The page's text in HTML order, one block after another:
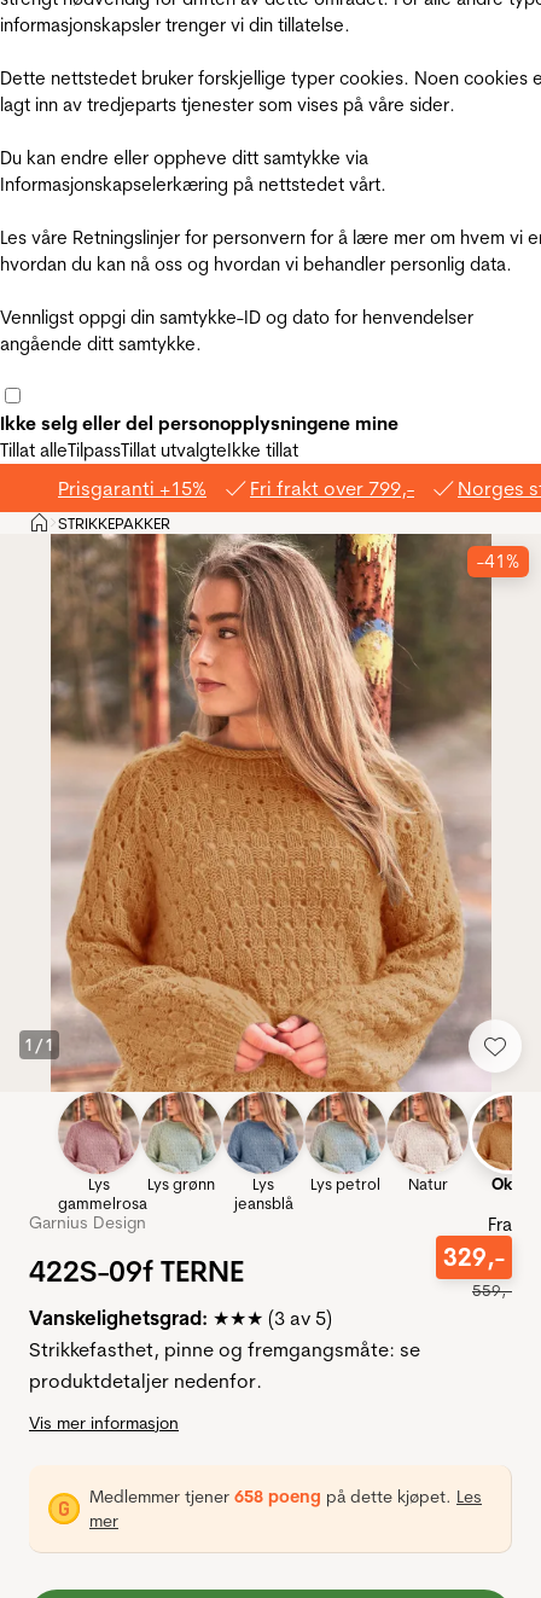
informasjonskapsler trenger vi din tillatelse.
Dette nettstedet bruker forskjellige typer cookies. Noen cookies
lagt inn av tredjeparts tjenester som vises på våre sider.
Du kan endre eller oppheve ditt samtykke via
Informasjonskapselerkæring på nettstedet vårt.
Les våre Retningslinjer for personvern for å lære mer om hvem vi
hvordan du kan nå oss og hvordan vi behandler personlig data.
Vennligst oppgi din samtykke-ID og dato for henvendelser
angående ditt samtykke.
Ikke selg eller del personopplysningene mine
Tillat alleTilpassTillat utvalgteIkke tillat
Prisgaranti +15% Fri frakt over 799,- Norges
Hjem
>STRIKKEPAKKER
1 /1
-41%
Lys
gammelrosa
Lys grønn
Lys
jeansblå
Lys petrol Natur Oker
Garnius Design
422S-09f TERNE
Fra
329,-
559,-
Vanskelighetsgrad: ★★★ (3 av 5)
Strikkefasthet, pinne og fremgangsmåte: se
produktdetaljer nedenfor.
Vis mer informasjon
Medlemmer tjener 658 poeng på dette kjøpet. Les
mer